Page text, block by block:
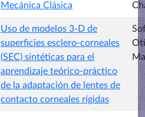
Mecánica Clásica
Uso de modelos 3-D de
superficies esclero-corneales
(SEC) sintéticas para el
aprendizaje teórico-práctico
de la adaptación de lentes de
contacto corneales rígidas